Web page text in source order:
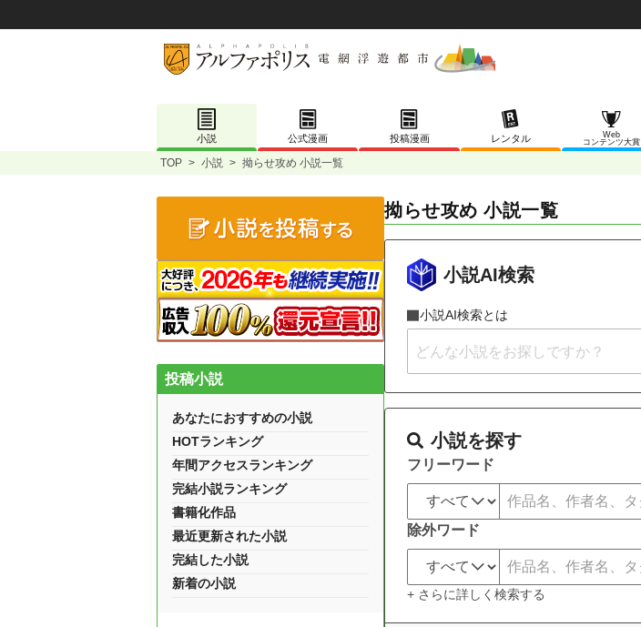
小説 公式漫画 投稿漫画 レンタル
Web
コンテンツ大賞
TOP > 小説 > 拗らせ攻め 小説一覧
拗らせ攻め 小説一覧
小説AI検索
小説AI検索とは
小説を探す
フリーワード
除外ワード
+ さらに詳しく検索する
投稿小説
あなたにおすすめの小説
HOTランキング
年間アクセスランキング
完結小説ランキング
書籍化作品
最近更新された小説
完結した小説
新着の小説